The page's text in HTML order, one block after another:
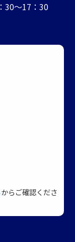
～17：30
からご確認くださ